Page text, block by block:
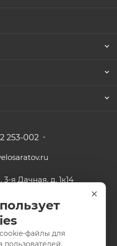
253-002
3-я Дачная, д. 1к14
файлы для
пользователей,